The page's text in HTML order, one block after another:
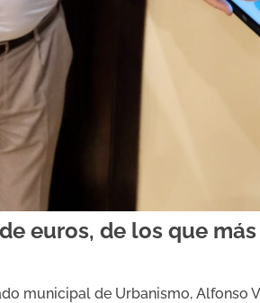
euros, de los que
municipal de Urbanismo, Alfonso